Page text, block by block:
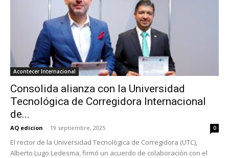
Acontecer Internacional
Consolida alianza con la Universidad
Tecnológica de Corregidora Internacional
de...
AQ edicion - 19 septiembre, 2025 0
El rector de la Universidad Tecnológica de Corregidora (UTC),
Alberto Lugo Ledesma, firmó un acuerdo de colaboración con el